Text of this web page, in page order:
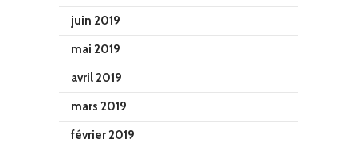
juin 2019
mai 2019
avril 2019
mars 2019
février 2019